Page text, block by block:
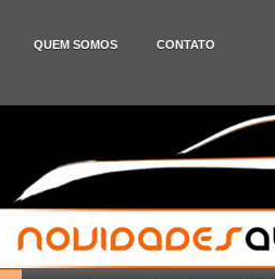
QUEM SOMOS CONTATO